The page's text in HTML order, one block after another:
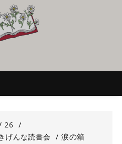
ごきげんな読
ャンルOK！のんびり読書会~
26
げんな読書会
涙の箱